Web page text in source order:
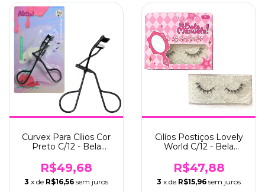
Curvex Para Cílios Cor
Preto C/12 - Bela
R$49,68
3 x de R$16,56 sem juros
Cilíos Postiços Lovely
World C/12 - Bela
R$47,88
3 x de R$15,96 sem juros